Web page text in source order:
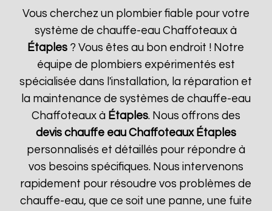
Vous cherchez un plombier fiable pour votre
système de chauffe-eau Chaffoteaux à
Étaples ? Vous êtes au bon endroit ! Notre
équipe de plombiers expérimentés est
spécialisée dans l'installation, la réparation et
la maintenance de systèmes de chauffe-eau
Chaffoteaux à Étaples. Nous offrons des
devis chauffe eau Chaffoteaux Étaples
personnalisés et détaillés pour répondre à
vos besoins spécifiques. Nous intervenons
rapidement pour résoudre vos problèmes de
chauffe-eau, que ce soit une panne, une fuite